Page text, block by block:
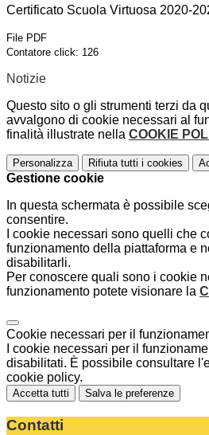
Certificato Scuola Virtuosa 2020-
File PDF
Contatore click: 126
Notizie
Questo sito o gli strumenti terzi da
avvalgono di cookie necessari al
finalità illustrate nella COOKIE
Personalizza Rifiuta tutti i cookies
Gestione cookie
In questa schermata è possibile
consentire.
I cookie necessari sono quelli che
funzionamento della piattaforma e
disabilitarli.
Per conoscere quali sono i cookie
funzionamento potete visionare la
Cookie necessari per il
I cookie necessari per il
disabilitati. È possibile consultare
cookie policy.
Accetta tutti Salva le preferenze
Contatti